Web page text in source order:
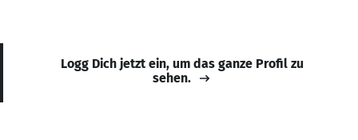
Logg Dich jetzt ein, um das ganze Profil zu
sehen.